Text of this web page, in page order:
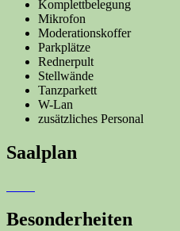
Komplettbelegung
Mikrofon
Moderationskoffer
Parkplätze
Rednerpult
Stellwände
Tanzparkett
W-Lan
zusätzliches Personal
Saalplan
Besonderheiten